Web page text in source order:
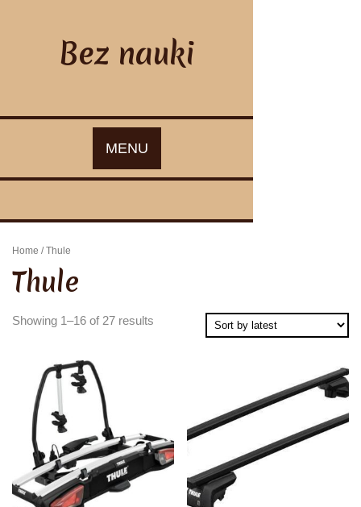
Bez nauki
MENU
Home / Thule
Thule
Showing 1–16 of 27 results